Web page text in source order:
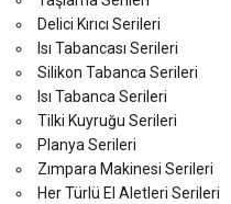
Delici Kırıcı Serileri
Isı Tabancası Serileri
Silikon Tabanca Serileri
Isı Tabanca Serileri
Tilki Kuyruğu Serileri
Planya Serileri
Zımpara Makinesi Serileri
Her Türlü El Aletleri Serileri